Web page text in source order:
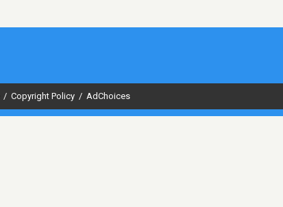
/ Copyright Policy / AdChoices